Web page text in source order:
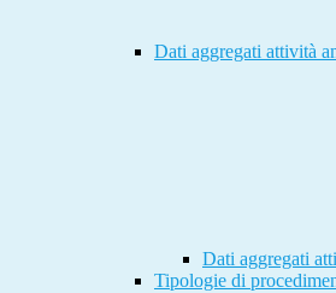
Dati aggregati attività
Dati aggregati
Tipologie di